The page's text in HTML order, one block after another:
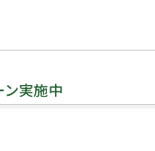
実施中